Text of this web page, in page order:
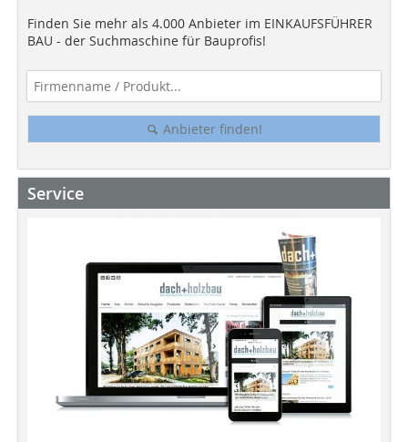
Finden Sie mehr als 4.000 Anbieter im EINKAUFSFÜHRER
BAU - der Suchmaschine für Bauprofis!
Anbieter finden!
Service